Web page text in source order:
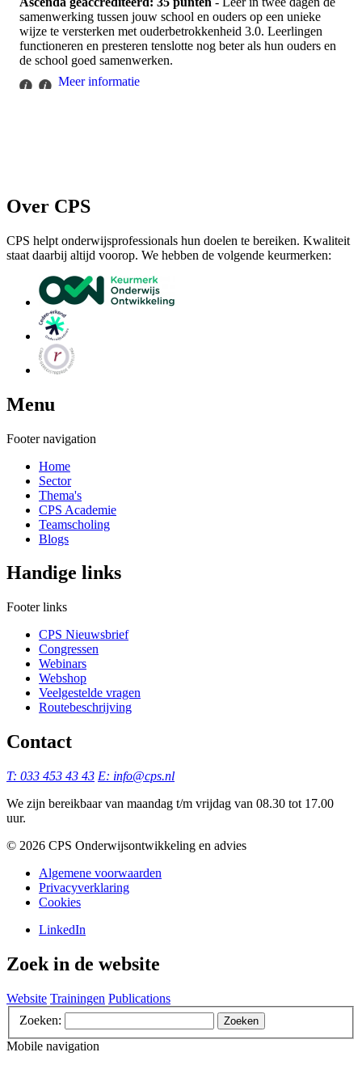
samenwerking tussen jouw school en ouders op een unieke
wijze te versterken met ouderbetrokkenheid 3.0. Leerlingen
functioneren en presteren tenslotte nog beter als hun ouders en
de school goed samenwerken.
Meer informatie
Over CPS
CPS helpt onderwijsprofessionals hun doelen te bereiken. Kwaliteit
staat daarbij altijd voorop. We hebben de volgende keurmerken:
Menu
Footer navigation
Home
Sector
Thema's
CPS Academie
Teamscholing
Blogs
Handige links
Footer links
CPS Nieuwsbrief
Congressen
Webinars
Webshop
Veelgestelde vragen
Routebeschrijving
Contact
T: 033 453 43 43 E: info@cps.nl
We zijn bereikbaar van maandag t/m vrijdag van 08.30 tot 17.00
uur.
©️ 2026 CPS Onderwijsontwikkeling en advies
Algemene voorwaarden
Privacyverklaring
Cookies
LinkedIn
Zoek in de website
Website Trainingen Publications
Zoeken:
Zoeken
Mobile navigation